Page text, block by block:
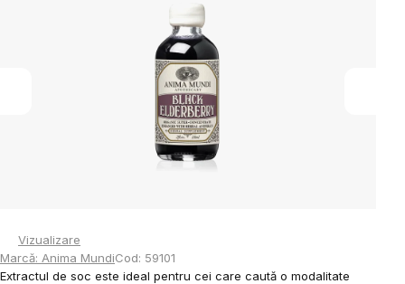
stele.
Vizualizare
Marcă: Anima MundiCod: 59101
Extractul de soc este ideal pentru cei care caută o modalitate